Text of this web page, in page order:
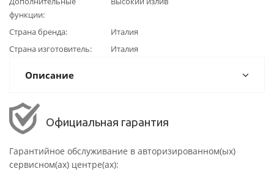
функции
Страна бренда
Италия
Страна изготовитель
Италия
Описание
Официальная гарантия
Гарантийное обслуживание в авторизированном(ых)
сервисном(ах) центре(ах):